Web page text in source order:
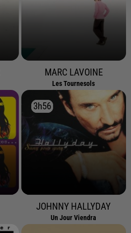
MARC LAVOINE
Les Tournesols
3h56
3h56
JOHNNY HALLYDAY
Un Jour Viendra